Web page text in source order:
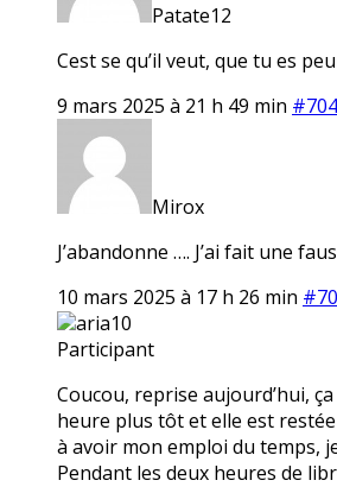
Patate12
Cest se qu’il veut, que tu es
9 mars 2025 à 21 h 49 min
Mirox
J’abandonne …. J’ai fait une
10 mars 2025 à 17 h 26 min
aria10
Participant
Coucou, reprise aujourd’hui,
heure plus tôt et elle est
à avoir mon emploi du temps,
Pendant les deux heures de